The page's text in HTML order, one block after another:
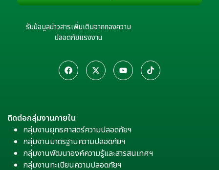
รับข้อมูลข่าวสารเพิ่มเติมจากกองความ
ปลอดภัยแรงงาน
ติดต่อกลุ่มงานภายใน
กลุ่มงานยุทธศาสตร์ความปลอดภัยฯ
กลุ่มงานมาตรฐานความปลอดภัยฯ
กลุ่มงานพัฒนาองค์ความรู้และสารสนเทศฯ
กลุ่มงานทะเบียนความปลอดภัยฯ